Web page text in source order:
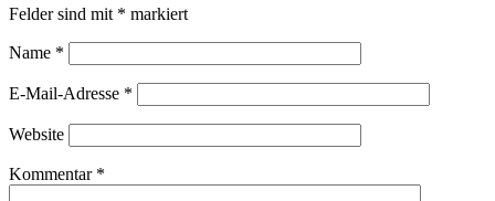
Felder sind mit * markiert
Name *
E-Mail-Adresse *
Website
Kommentar *